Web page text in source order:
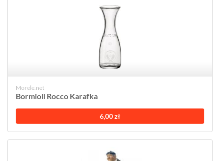
Morele.net
Bormioli Rocco Karafka
6,00 zł